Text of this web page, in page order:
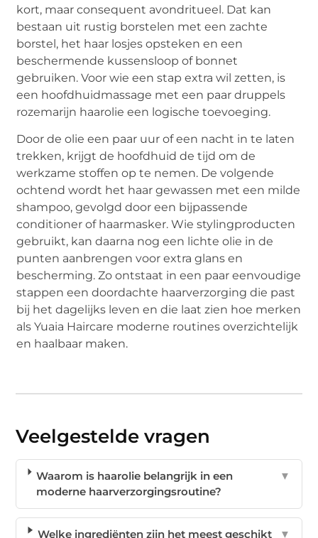
kort, maar consequent avondritueel. Dat kan
bestaan uit rustig borstelen met een zachte
borstel, het haar losjes opsteken en een
beschermende kussensloop of bonnet
gebruiken. Voor wie een stap extra wil zetten, is
een hoofdhuidmassage met een paar druppels
rozemarijn haarolie een logische toevoeging.
Door de olie een paar uur of een nacht in te laten
trekken, krijgt de hoofdhuid de tijd om de
werkzame stoffen op te nemen. De volgende
ochtend wordt het haar gewassen met een milde
shampoo, gevolgd door een bijpassende
conditioner of haarmasker. Wie stylingproducten
gebruikt, kan daarna nog een lichte olie in de
punten aanbrengen voor extra glans en
bescherming. Zo ontstaat in een paar eenvoudige
stappen een doordachte haarverzorging die past
bij het dagelijks leven en die laat zien hoe merken
als Yuaia Haircare moderne routines overzichtelijk
en haalbaar maken.
Veelgestelde vragen
Waarom is haarolie belangrijk in een
moderne haarverzorgingsroutine?
▼
Welke ingrediënten zijn het meest geschikt ▼